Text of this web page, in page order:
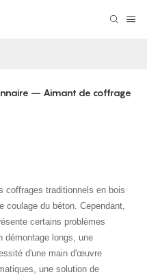
– Aimant de coffrage
coffrages traditionnels en bois
coulage du béton. Cependant,
certains problèmes
démontage longs, une
d'une main d'œuvre
une solution de